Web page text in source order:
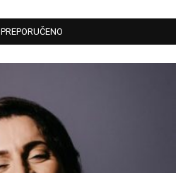
PREPORUČENO